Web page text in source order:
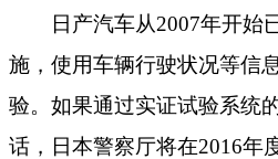
日产汽车从2007年开始
施，使用车辆行驶状况等信
验。如果通过实证试验系统
话，日本警察厅将在2016年